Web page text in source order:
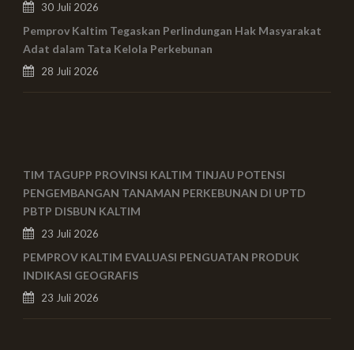
30 Juli 2026
Pemprov Kaltim Tegaskan Perlindungan Hak Masyarakat
Adat dalam Tata Kelola Perkebunan
28 Juli 2026
TIM TAGUPP PROVINSI KALTIM TINJAU POTENSI
PENGEMBANGAN TANAMAN PERKEBUNAN DI UPTD
PBTP DISBUN KALTIM
23 Juli 2026
PEMPROV KALTIM EVALUASI PENGUATAN PRODUK
INDIKASI GEOGRAFIS
23 Juli 2026